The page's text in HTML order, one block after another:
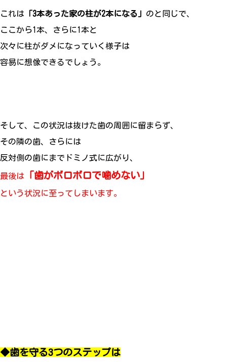
これは 「3本あった家の柱が2本になる」 のと同じで、
ここから1本、さらに1本と
次々に柱がダメになっていく様子は
容易に想像できるでしょう。
そして、この状況は抜けた歯の周囲に留まらず、
その隣の歯、さらには
反対側の歯にまでドミノ式に広がり、
最後は 「歯がボロボロで噛めない」
という状況に至ってしまいます。
◆歯を守る3つのステップは